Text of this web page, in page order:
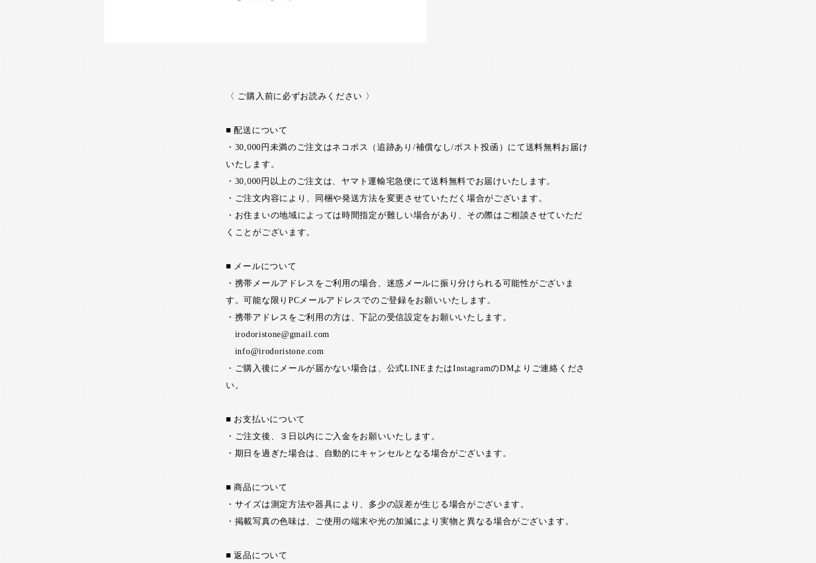
〈 ご購入前に必ずお読みください 〉
■ 配送について
・30,000円未満のご注文はネコポス（追跡あり/補償なし/ポスト投函）にて送料無料お届け
いたします。
・30,000円以上のご注文は、ヤマト運輸宅急便にて送料無料でお届けいたします。
・ご注文内容により、同梱や発送方法を変更させていただく場合がございます。
・お住まいの地域によっては時間指定が難しい場合があり、その際はご相談させていただ
くことがございます。
■ メールについて
・携帯メールアドレスをご利用の場合、迷惑メールに振り分けられる可能性がございま
す。可能な限りPCメールアドレスでのご登録をお願いいたします。
・携帯アドレスをご利用の方は、下記の受信設定をお願いいたします。
irodoristone@gmail.com
info@irodoristone.com
・ご購入後にメールが届かない場合は、公式LINEまたはInstagramのDMよりご連絡くださ
い。
■ お支払いについて
・ご注文後、３日以内にご入金をお願いいたします。
・期日を過ぎた場合は、自動的にキャンセルとなる場合がございます。
■ 商品について
・サイズは測定方法や器具により、多少の誤差が生じる場合がございます。
・掲載写真の色味は、ご使用の端末や光の加減により実物と異なる場合がございます。
■ 返品について